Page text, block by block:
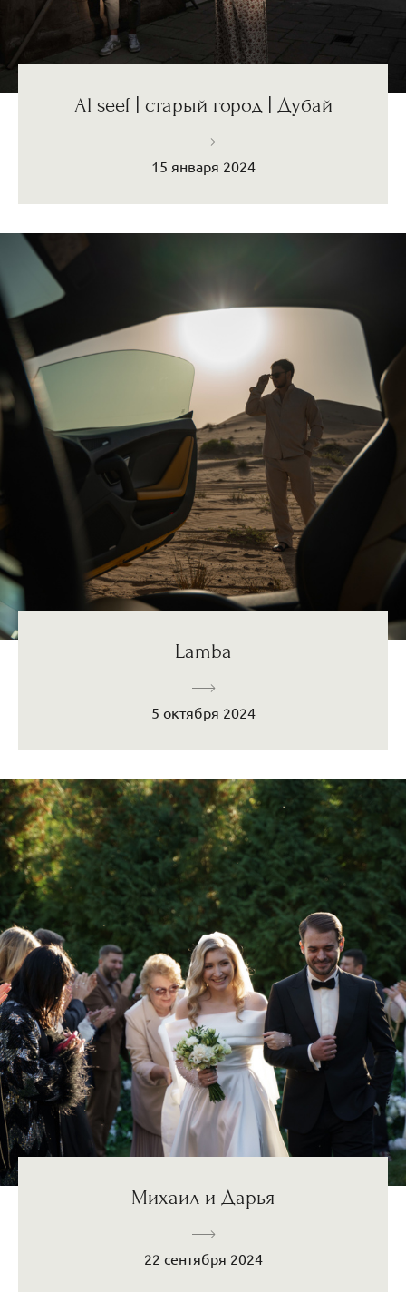
Al seef | старый город | Дубай
15 января 2024
Lamba
5 октября 2024
Михаил и Дарья
22 сентября 2024